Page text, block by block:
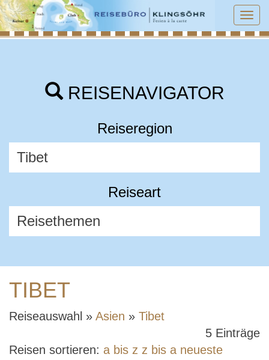
REISENAVIGATOR
Reiseregion
Reiseart
TIBET
Reiseauswahl » Asien » Tibet
5 Einträge
Reisen sortieren: a bis z z bis a neueste